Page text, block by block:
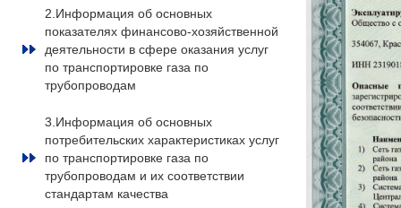
2.Информация об основных
показателях финансово-хозяйственной
деятельности в сфере оказания услуг
по транспортировке газа по
трубопроводам
3.Информация об основных
потребительских характеристиках услуг
по транспортировке газа по
трубопроводам и их соответствии
стандартам качества